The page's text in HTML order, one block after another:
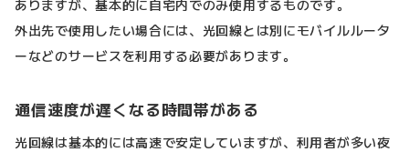
ありますが、基本的に自宅内でのみ使用するものです。
外出先で使用したい場合には、光回線とは別にモバイルルータ
ーなどのサービスを利用する必要があります。
通信速度が遅くなる時間帯がある
光回線は基本的には高速で安定していますが、利用者が多い夜